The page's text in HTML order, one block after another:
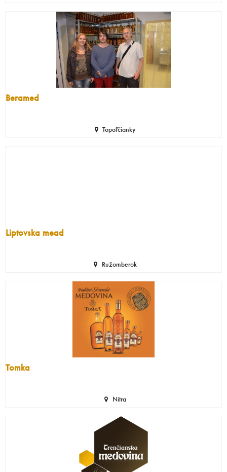
Beramed
Topoľčianky
Liptovska mead
Ružomberok
Tomka
Nitra